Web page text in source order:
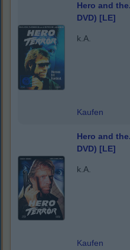
Hero and
DVD) [LE]
k.A.
Kaufen
Hero and
DVD) [LE]
k.A.
Kaufen